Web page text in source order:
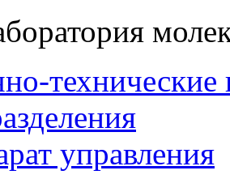
технические
управления